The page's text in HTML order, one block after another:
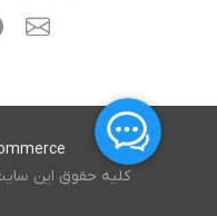
کلیه حقوق این